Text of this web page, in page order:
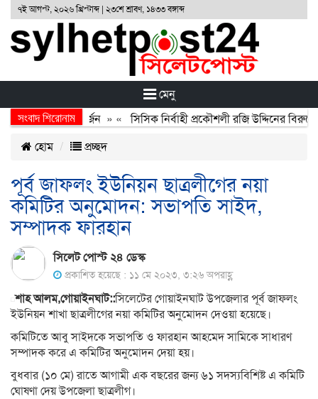
৭ই আগস্ট, ২০২৬ খ্রিস্টাব্দ | ২৩শে শ্রাবণ, ১৪৩৩ বঙ্গাব্দ
মেনু
সংবাদ শিরোনাম
বর্জন ও বিসর্জন» « সিসিক নির্বাহী প্রকৌশলী রজি উদ্দিনের
হোম
প্রচ্ছদ
পূর্ব জাফলং ইউনিয়ন ছাত্রলীগের নয়া
কমিটির অনুমোদন: সভাপতি সাইদ,
সম্পাদক ফারহান
সিলেট পোস্ট ২৪ ডেস্ক
প্রকাশিত হয়েছে : ১১ মে ২০২৩, ৩:২৬ অপরাহ্ণ
শাহ আলম,গোয়াইনঘাট::সিলেটের গোয়াইনঘাট উপজেলার পূর্ব জাফলং
ইউনিয়ন শাখা ছাত্রলীগের নয়া কমিটির অনুমোদন দেওয়া হয়েছে।
কমিটিতে আবু সাইদকে সভাপতি ও ফারহান আহমেদ সামিকে সাধারণ
সম্পাদক করে এ কমিটির অনুমোদন দেয়া হয়।
বুধবার (১০ মে) রাতে আগামী এক বছরের জন্য ৬১ সদস্যবিশিষ্ট এ কমিটি
ঘোষণা দেয় উপজেলা ছাত্রলীগ।